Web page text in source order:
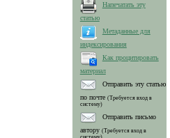
Напечатать эту
статью
Метаданные для
индексирования
Как процитировать
материал
Отправить эту статью
по почте (Требуется вход в
систему)
Отправить письмо
автору (Требуется вход в